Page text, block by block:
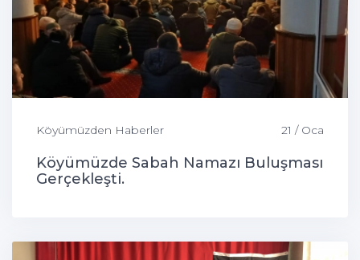
Köyümüzden Haberler 21 / Oca
Köyümüzde Sabah Namazı Buluşması
Gerçekleşti.